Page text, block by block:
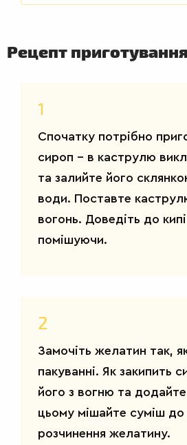
СТРАВИ
Рецепт приготування
1
Спочатку потрібно
сироп – в каструлю
та залийте його
води. Поставте
вогонь. Доведіть до
помішуючи.
2
Замочіть желатин так,
пакуванні. Як закипить
його з вогню та
цьому мішайте суміш до
розчинення желатину.